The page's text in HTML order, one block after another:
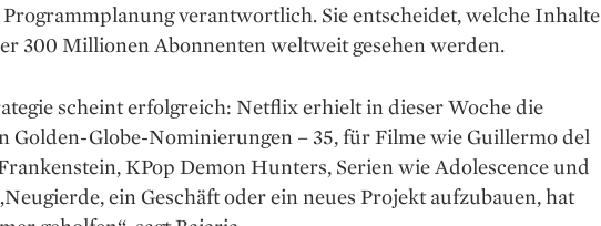
verantwortlich. Sie entscheidet, welche Inhalte
300 Millionen Abonnenten weltweit gesehen werden.
scheint erfolgreich: Netflix erhielt in dieser Woche die
Golden-Globe-Nominierungen – 35, für Filme wie Guillermo del
KPop Demon Hunters, Serien wie Adolescence und
ein Geschäft oder ein neues Projekt aufzubauen, hat